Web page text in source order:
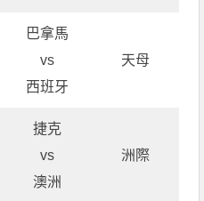
巴拿馬
vs
西班牙
天母
捷克
vs
澳洲
洲際